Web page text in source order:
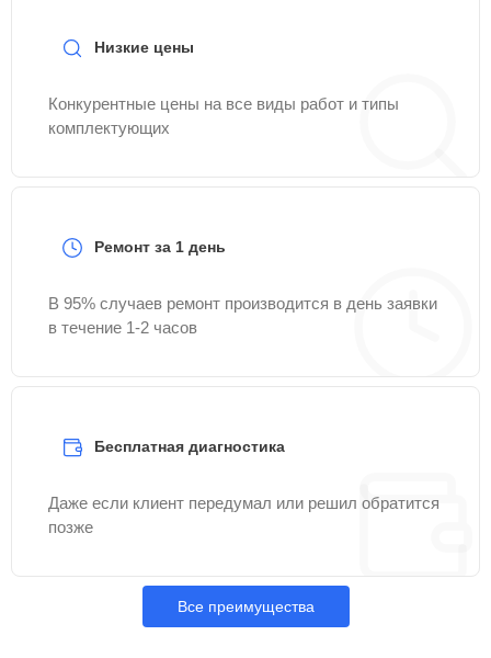
Низкие цены
Конкурентные цены на все виды работ и типы
комплектующих
Ремонт за 1 день
В 95% случаев ремонт производится в день заявки
в течение 1-2 часов
Бесплатная диагностика
Даже если клиент передумал или решил обратится
позже
Все преимущества